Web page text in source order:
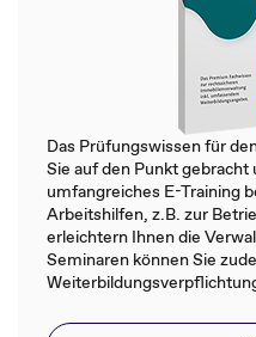
Das Prüfungswissen für
Sie auf den Punkt gebracht
umfangreiches E-Training
Arbeitshilfen, z.B. zur
erleichtern Ihnen die
Seminaren können Sie